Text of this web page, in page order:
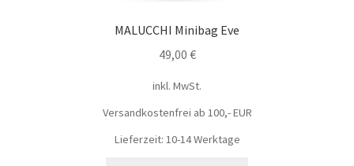
MALUCCHI Minibag Eve
49,00 €
inkl. MwSt.
Versandkostenfrei ab 100,- EUR
Lieferzeit: 10-14 Werktage